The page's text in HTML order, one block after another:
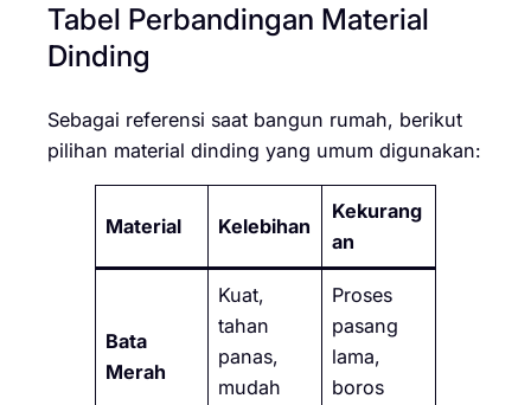
Tabel Perbandingan Material
Dinding
Sebagai referensi saat bangun rumah, berikut
pilihan material dinding yang umum digunakan:
Material Kelebihan
Kekurang
an
Bata
Merah
Kuat,
tahan
panas,
mudah
Proses
pasang
lama,
boros